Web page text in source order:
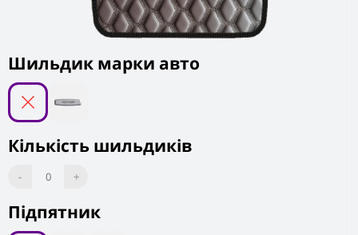
Підпятник
Шильдик марки авто
Кількість шильдиків
- 0 +